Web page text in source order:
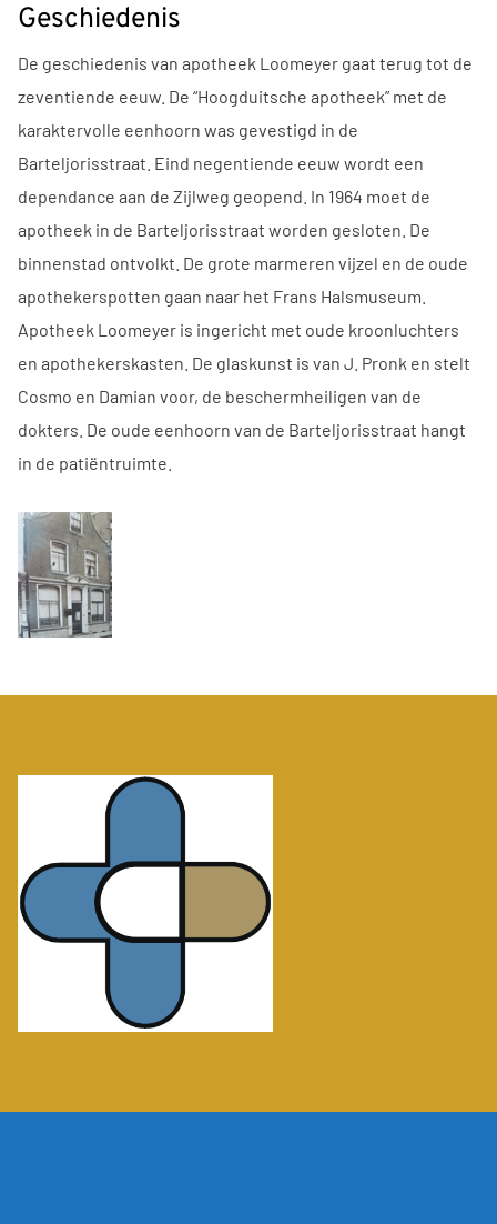
Geschiedenis
De geschiedenis van apotheek Loomeyer gaat terug tot de
zeventiende eeuw. De “Hoogduitsche apotheek” met de
karaktervolle eenhoorn was gevestigd in de
Barteljorisstraat. Eind negentiende eeuw wordt een
dependance aan de Zijlweg geopend. In 1964 moet de
apotheek in de Barteljorisstraat worden gesloten. De
binnenstad ontvolkt. De grote marmeren vijzel en de oude
apothekerspotten gaan naar het Frans Halsmuseum.
Apotheek Loomeyer is ingericht met oude kroonluchters
en apothekerskasten. De glaskunst is van J. Pronk en stelt
Cosmo en Damian voor, de beschermheiligen van de
dokters. De oude eenhoorn van de Barteljorisstraat hangt
in de patiëntruimte.